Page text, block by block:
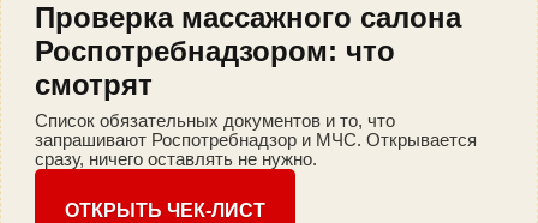
Проверка массажного салона
Роспотребнадзором: что
смотрят
Список обязательных документов и то, что
запрашивают Роспотребнадзор и МЧС. Открывается
сразу, ничего оставлять не нужно.
ОТКРЫТЬ ЧЕК-ЛИСТ